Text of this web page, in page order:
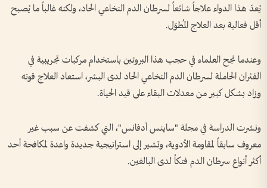
يُعدّ هذا الدواء علاجاً شائعاً لسرطان الدم النخاعي الحاد، ولكنه غالباً ما يُصبح
أقل فعالية بعد العلاج المُطوّل.
وعندما نجح العلماء في حجب هذا البروتين باستخدام مركبات تجريبية في
الفئران الحاملة لسرطان الدم النخاعي الحاد لدى البشر، استعاد العلاج قوته
وزاد بشكل كبير من معدلات البقاء على قيد الحياة.
ونشرت الدراسة في مجلة "ساينس أدفانس"، التي كشفت عن سبب غير
معروف سابقاً لمقاومة الأدوية، وتشير إلى استراتيجية جديدة واعدة لمكافحة أحد
أكثر أنواع سرطان الدم فتكاً لدى البالغين.